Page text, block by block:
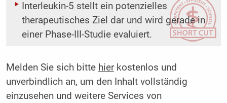
Interleukin-5 stellt ein potenzielles
therapeutisches Ziel dar und wird gerade in
einer Phase-III-Studie evaluiert.
Melden Sie sich bitte hierkostenlos und
unverbindlich an, um den Inhalt vollständig
einzusehen und weitere Services von